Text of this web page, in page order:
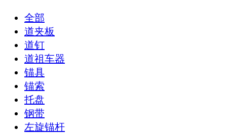
全部
道夹板
道钉
道祖车器
锚具
锚索
托盘
钢带
左旋锚杆